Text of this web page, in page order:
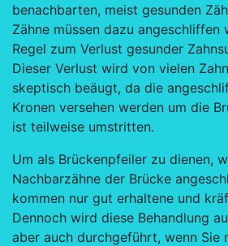
benachbarten, meist gesunden
Zähne müssen dazu angeschliffen
Regel zum Verlust gesunder
Dieser Verlust wird von vielen
skeptisch beäugt, da die
Kronen versehen werden um die
ist teilweise umstritten.
Um als Brückenpfeiler zu dienen,
Nachbarzähne der Brücke
kommen nur gut erhaltene und
Dennoch wird diese Behandlung
aber auch durchgeführt, wenn Sie